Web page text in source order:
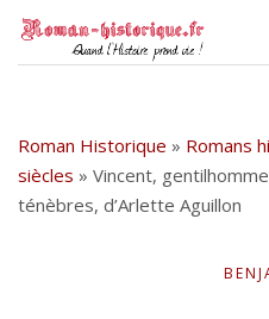
Roman Historique » Romans
siècles » Vincent,
ténèbres, d’Arlette Aguillon